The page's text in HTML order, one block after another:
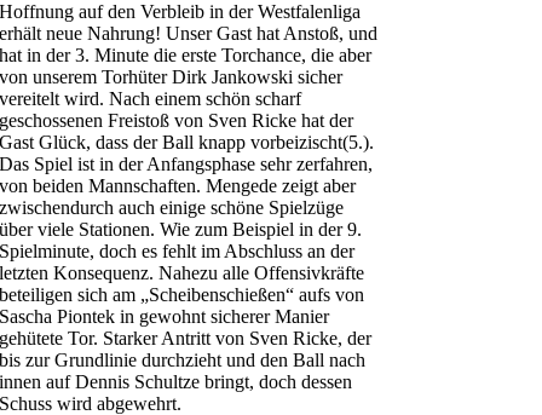
Hoffnung auf den Verbleib in der Westfalenliga
erhält neue Nahrung! Unser Gast hat Anstoß, und
hat in der 3. Minute die erste Torchance, die aber
von unserem Torhüter Dirk Jankowski sicher
vereitelt wird. Nach einem schön scharf
geschossenen Freistoß von Sven Ricke hat der
Gast Glück, dass der Ball knapp vorbeizischt(5.).
Das Spiel ist in der Anfangsphase sehr zerfahren,
von beiden Mannschaften. Mengede zeigt aber
zwischendurch auch einige schöne Spielzüge
über viele Stationen. Wie zum Beispiel in der 9.
Spielminute, doch es fehlt im Abschluss an der
letzten Konsequenz. Nahezu alle Offensivkräfte
beteiligen sich am „Scheibenschießen“ aufs von
Sascha Piontek in gewohnt sicherer Manier
gehütete Tor. Starker Antritt von Sven Ricke, der
bis zur Grundlinie durchzieht und den Ball nach
innen auf Dennis Schultze bringt, doch dessen
Schuss wird abgewehrt.